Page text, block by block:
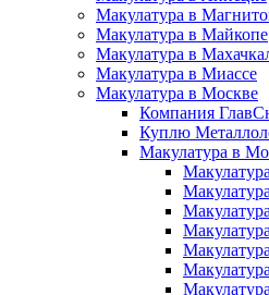
Макулатура в
Макулатура в Майкопе
Макулатура в
Макулатура в Миассе
Макулатура в Москве
Компания
Куплю
Макулатура в